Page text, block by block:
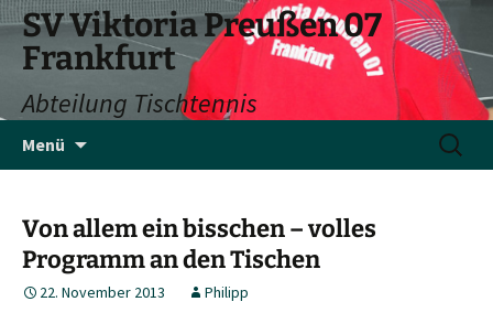
SV Viktoria Preußen 07
Frankfurt
Abteilung Tischtennis
Menü
Suchen
nach:
Von allem ein bisschen – volles
Programm an den Tischen
22. November 2013 Philipp